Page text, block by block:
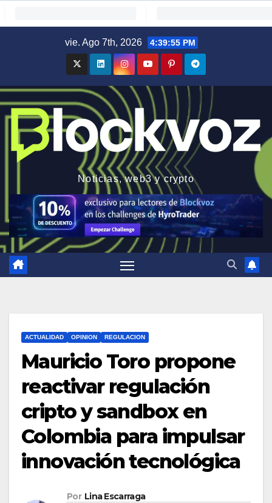
vie. Ago 7th, 2026 4:39:57 PM
Noticias, web3 y crypto
ACTUALIDAD OPINION REGULACION
Mauricio Toro propone
reactivar regulación
cripto y sandbox en
Colombia para impulsar
innovación tecnológica
Por Lina Escarraga